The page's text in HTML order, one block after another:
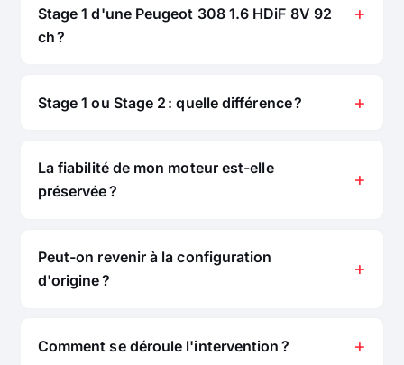
Stage 1 d'une Peugeot 308 1.6 HDiF 8V 92
ch ?
Stage 1 ou Stage 2 : quelle différence ?
La fiabilité de mon moteur est-elle
préservée ?
Peut-on revenir à la configuration
d'origine ?
Comment se déroule l'intervention ?